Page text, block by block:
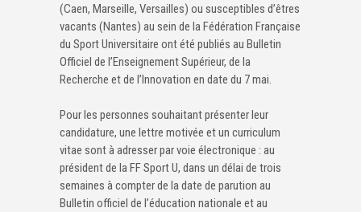
(Caen, Marseille, Versailles) ou susceptibles d’êtres
vacants (Nantes) au sein de la Fédération Française
du Sport Universitaire ont été publiés au Bulletin
Officiel de l’Enseignement Supérieur, de la
Recherche et de l’Innovation en date du 7 mai.
Pour les personnes souhaitant présenter leur
candidature, une lettre motivée et un curriculum
vitae sont à adresser par voie électronique : au
président de la FF Sport U, dans un délai de trois
semaines à compter de la date de parution au
Bulletin officiel de l’éducation nationale et au